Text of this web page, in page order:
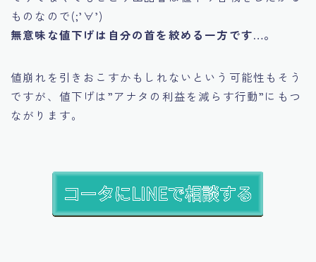
ものなので(;’∀’)
無意味な値下げは自分の首を絞める一方です…。
値崩れを引きおこすかもしれないという可能性もそう
ですが、値下げは”アナタの利益を減らす行動”にもつ
ながります。